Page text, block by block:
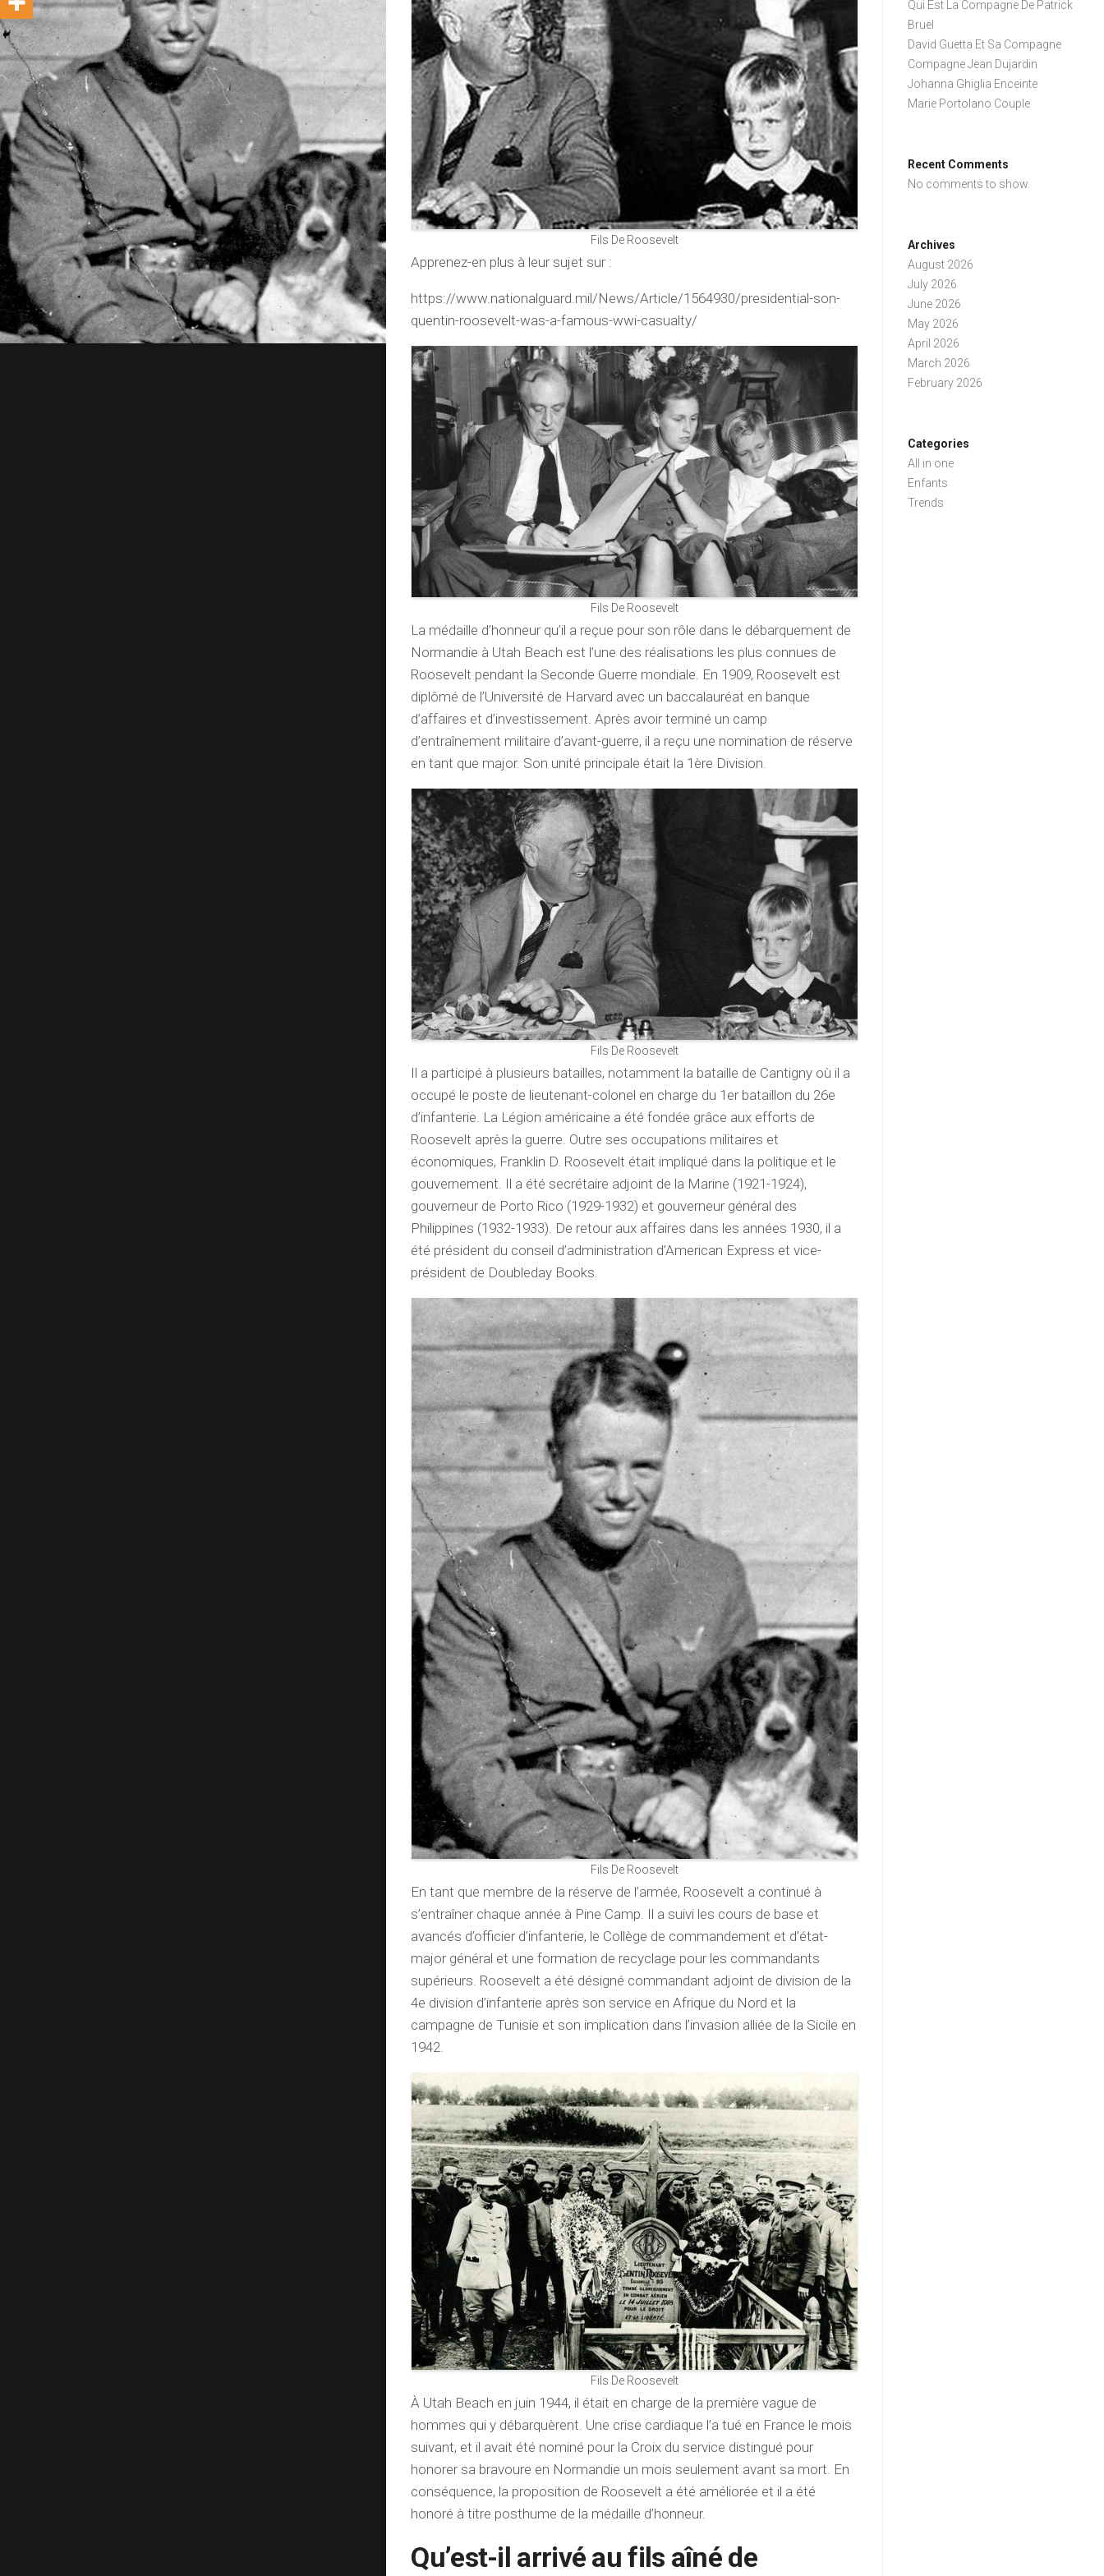
Fils De Roosevelt
Apprenez-en plus à leur sujet sur :
https://www.nationalguard.mil/News/Article/1564930/presidential-son-
quentin-roosevelt-was-a-famous-wwi-casualty/
Fils De Roosevelt
La médaille d’honneur qu’il a reçue pour son rôle dans le débarquement de
Normandie à Utah Beach est l’une des réalisations les plus connues de
Roosevelt pendant la Seconde Guerre mondiale. En 1909, Roosevelt est
diplômé de l’Université de Harvard avec un baccalauréat en banque
d’affaires et d’investissement. Après avoir terminé un camp
d’entraînement militaire d’avant-guerre, il a reçu une nomination de réserve
en tant que major. Son unité principale était la 1ère Division.
Fils De Roosevelt
Il a participé à plusieurs batailles, notamment la bataille de Cantigny où il a
occupé le poste de lieutenant-colonel en charge du 1er bataillon du 26e
d’infanterie. La Légion américaine a été fondée grâce aux efforts de
Roosevelt après la guerre. Outre ses occupations militaires et
économiques, Franklin D. Roosevelt était impliqué dans la politique et le
gouvernement. Il a été secrétaire adjoint de la Marine (1921-1924),
gouverneur de Porto Rico (1929-1932) et gouverneur général des
Philippines (1932-1933). De retour aux affaires dans les années 1930, il a
été président du conseil d’administration d’American Express et vice-
président de Doubleday Books.
Fils De Roosevelt
En tant que membre de la réserve de l’armée, Roosevelt a continué à
s’entraîner chaque année à Pine Camp. Il a suivi les cours de base et
avancés d’officier d’infanterie, le Collège de commandement et d’état-
major général et une formation de recyclage pour les commandants
supérieurs. Roosevelt a été désigné commandant adjoint de division de la
4e division d’infanterie après son service en Afrique du Nord et la
campagne de Tunisie et son implication dans l’invasion alliée de la Sicile en
1942.
Fils De Roosevelt
À Utah Beach en juin 1944, il était en charge de la première vague de
hommes qui y débarquèrent. Une crise cardiaque l’a tué en France le mois
suivant, et il avait été nominé pour la Croix du service distingué pour
honorer sa bravoure en Normandie un mois seulement avant sa mort. En
conséquence, la proposition de Roosevelt a été améliorée et il a été
honoré à titre posthume de la médaille d’honneur.
Qu’est-il arrivé au fils aîné de
Qui Est La Compagne De Patrick
Bruel
David Guetta Et Sa Compagne
Compagne Jean Dujardin
Johanna Ghiglia Enceinte
Marie Portolano Couple
Recent Comments
No comments to show.
Archives
August 2026
July 2026
June 2026
May 2026
April 2026
March 2026
February 2026
Categories
All in one
Enfants
Trends